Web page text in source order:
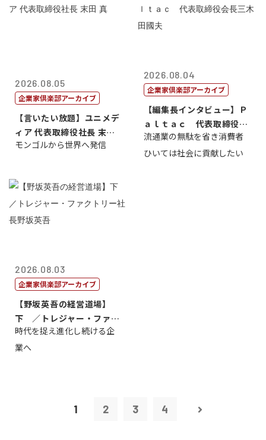
2026.08.05
企業家倶楽部アーカイブ
【言いたい放題】ユニメデ
ィア 代表取締役社長 末田
真
モンゴルから世界へ発信
2026.08.04
企業家倶楽部アーカイブ
【編集長インタビュー】Ｐ
ａｌｔａｃ 代表取締役会
長三木田國夫
流通業の無駄を省き消費者
ひいては社会に貢献したい
2026.08.03
企業家倶楽部アーカイブ
【野坂英吾の経営道場】
下 ／トレジャー・ファク
トリー社長野坂...
時代を捉え進化し続ける企
業へ
1 2 3 4